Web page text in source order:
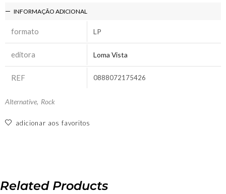
INFORMAÇÃO ADICIONAL
formato LP
editora Loma Vista
REF 0888072175426
Alternative, Rock
adicionar aos favoritos
Related Products